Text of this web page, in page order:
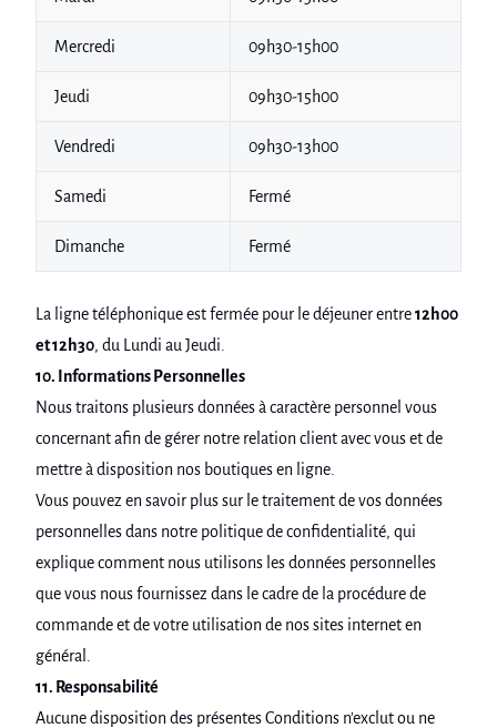
Mercredi 09h30-15h00
Jeudi 09h30-15h00
Vendredi 09h30-13h00
Samedi Fermé
Dimanche Fermé
La ligne téléphonique est fermée pour le déjeuner entre12h00
et 12h30, du Lundi au Jeudi.
10. Informations Personnelles
Nous traitons plusieurs données à caractère personnel vous
concernant afin de gérer notre relation client avec vous et de
mettre à disposition nos boutiques en ligne.
Vous pouvez en savoir plus sur le traitement de vos données
personnelles dans notre politique de confidentialité, qui
explique comment nous utilisons les données personnelles
que vous nous fournissez dans le cadre de la procédure de
commande et de votre utilisation de nos sites internet en
général.
11. Responsabilité
Aucune disposition des présentes Conditions n'exclut ou ne